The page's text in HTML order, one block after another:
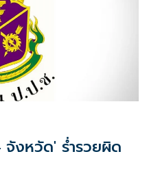
งหวัด' ร่ำรวยผิด